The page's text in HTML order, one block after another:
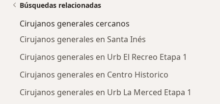
Búsquedas relacionadas
Cirujanos generales cercanos
Cirujanos generales en Santa Inés
Cirujanos generales en Urb El Recreo Etapa 1
Cirujanos generales en Centro Historico
Cirujanos generales en Urb La Merced Etapa 1